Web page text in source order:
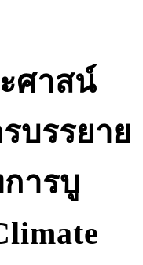
เ
ศาสน์
บรรยาย
ารบู